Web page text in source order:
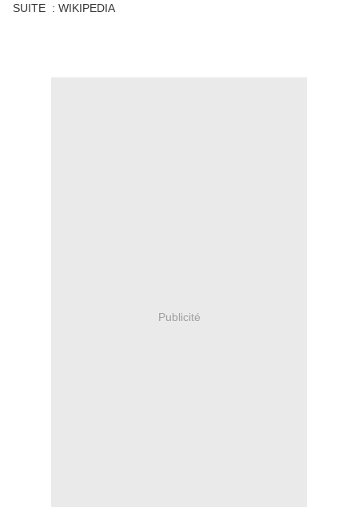
SUITE : WIKIPEDIA
Publicité